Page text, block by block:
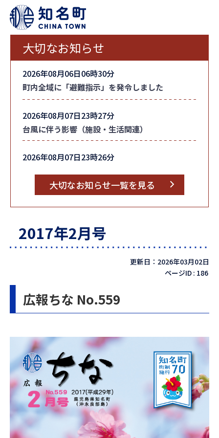
大切なお知らせ
2026年08月06日06時30分
町内全域に「避難指示」を発令しました
2026年08月07日23時27分
台風に伴う影響（施設・生活関連）
2026年08月07日23時26分
大切なお知らせ一覧を見る
2017年2月号
更新日：2026年03月02日
ページID : 186
広報ちな No.559